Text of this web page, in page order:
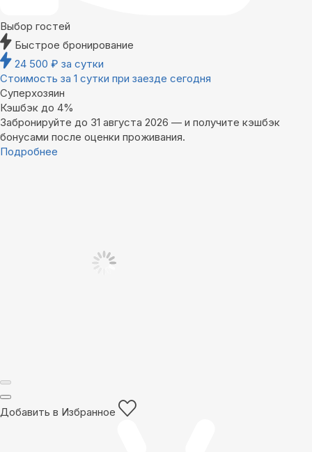
Выбор гостей
Быстрое бронирование
24 500 ₽ за сутки
Стоимость за 1 сутки при заезде сегодня
Суперхозяин
Кэшбэк до 4%
Забронируйте до 31 августа 2026 — и получите кэшбэк
бонусами после оценки проживания.
Подробнее
Добавить в Избранное